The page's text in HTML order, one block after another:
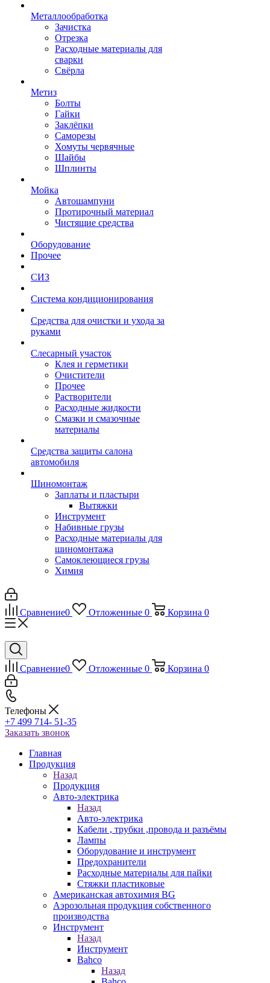
Металлообработка
Зачистка
Отрезка
Расходные материалы для
сварки
Свёрла
Метиз
Болты
Гайки
Заклёпки
Саморезы
Хомуты червячные
Шайбы
Шплинты
Мойка
Автошампуни
Протирочный материал
Чистящие средства
Оборудование
Прочее
СИЗ
Система кондиционирования
Средства для очистки и ухода за
руками
Слесарный участок
Клея и герметики
Очистители
Прочее
Растворители
Расходные жидкости
Смазки и смазочные
материалы
Средства защиты салона
автомобиля
Шиномонтаж
Заплаты и пластыри
Вытяжки
Инструмент
Набивные грузы
Расходные материалы для
шиномонтажа
Самоклеющиеся грузы
Химия
Сравнение0 Отложенные 0 Корзина 0
Сравнение0 Отложенные 0 Корзина 0
Телефоны
+7 499 714- 51-35
Заказать звонок
Главная
Продукция
Назад
Продукция
Авто-электрика
Назад
Авто-электрика
Кабели , трубки ,провода и разъёмы
Лампы
Оборудование и инструмент
Предохранители
Расходные материалы для пайки
Стяжки пластиковые
Американская автохимия BG
Аэрозольная продукция собственного
производства
Инструмент
Назад
Инструмент
Bahco
Назад